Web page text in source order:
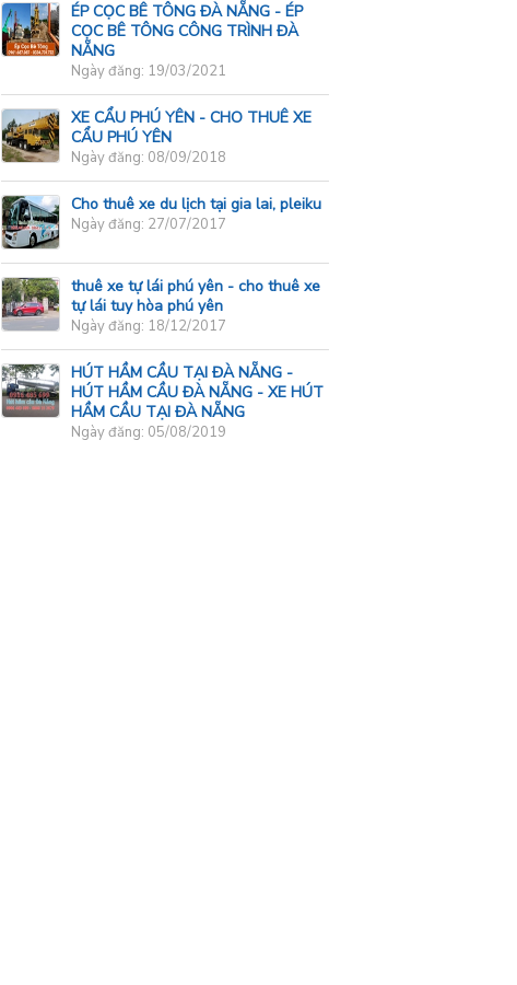
ÉP CỌC BÊ TÔNG ĐÀ NẴNG - ÉP
CỌC BÊ TÔNG CÔNG TRÌNH ĐÀ
NẴNG
Ngày đăng: 19/03/2021
XE CẨU PHÚ YÊN - CHO THUÊ XE
CẨU PHÚ YÊN
Ngày đăng: 08/09/2018
Cho thuê xe du lịch tại gia lai, pleiku
Ngày đăng: 27/07/2017
thuê xe tự lái phú yên - cho thuê xe
tự lái tuy hòa phú yên
Ngày đăng: 18/12/2017
HÚT HẦM CẦU TẠI ĐÀ NẴNG -
HÚT HẦM CẦU ĐÀ NẴNG - XE HÚT
HẦM CẦU TẠI ĐÀ NẴNG
Ngày đăng: 05/08/2019